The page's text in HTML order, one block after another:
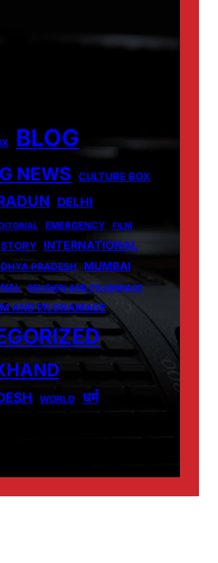
BLOG
NEWS CULTURE BOX
DELHI
EMERGENCY FILM
INTERNATIONAL
PRADESH MUMBAI
RELIGION AND PILGRIMAGE
AND PILGRAMAGE
WORLD धर्म